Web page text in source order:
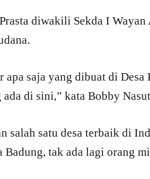
diwakili Sekda I Wayan
saja yang dibuat di Desa
di sini,” kata Bobby
salah satu desa terbaik di
Badung, tak ada lagi orang